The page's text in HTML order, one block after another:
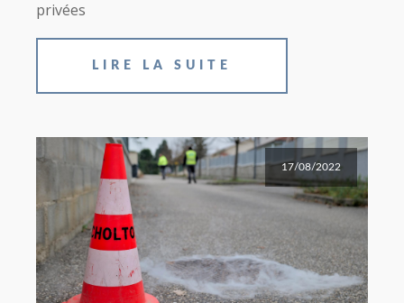
privées
LIRE LA SUITE
17/08/2022